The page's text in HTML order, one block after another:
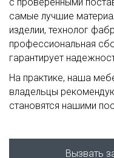
самые лучшие
изделии, технолог
профессиональная
гарантирует
На практике, наша
владельцы
становятся нашими
Вызвать